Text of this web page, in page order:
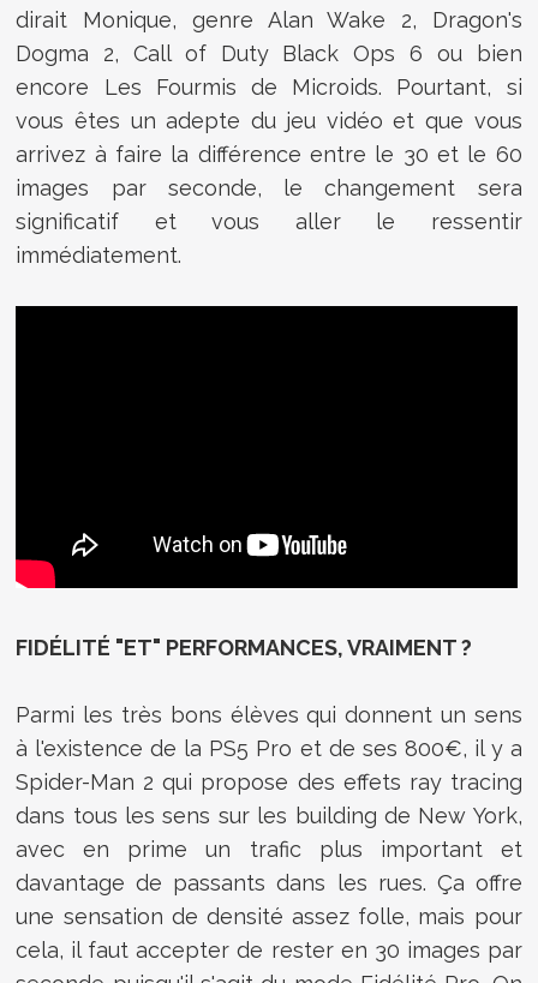
dirait Monique, genre Alan Wake 2, Dragon's
Dogma 2, Call of Duty Black Ops 6 ou bien
encore Les Fourmis de Microids. Pourtant, si
vous êtes un adepte du jeu vidéo et que vous
arrivez à faire la différence entre le 30 et le 60
images par seconde, le changement sera
significatif et vous aller le ressentir
immédiatement.
FIDÉLITÉ "ET" PERFORMANCES, VRAIMENT ?
Parmi les très bons élèves qui donnent un sens
à l'existence de la PS5 Pro et de ses 800€, il y a
Spider-Man 2 qui propose des effets ray tracing
dans tous les sens sur les building de New York,
avec en prime un trafic plus important et
davantage de passants dans les rues. Ça offre
une sensation de densité assez folle, mais pour
cela, il faut accepter de rester en 30 images par